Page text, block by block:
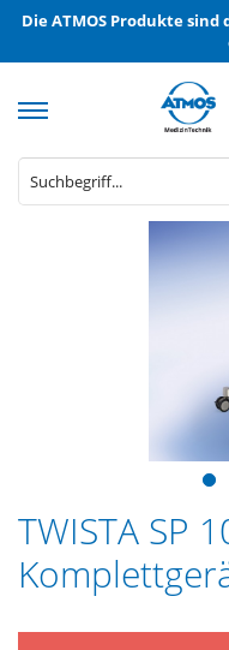
Die ATMOS Produkte
TWISTA SP